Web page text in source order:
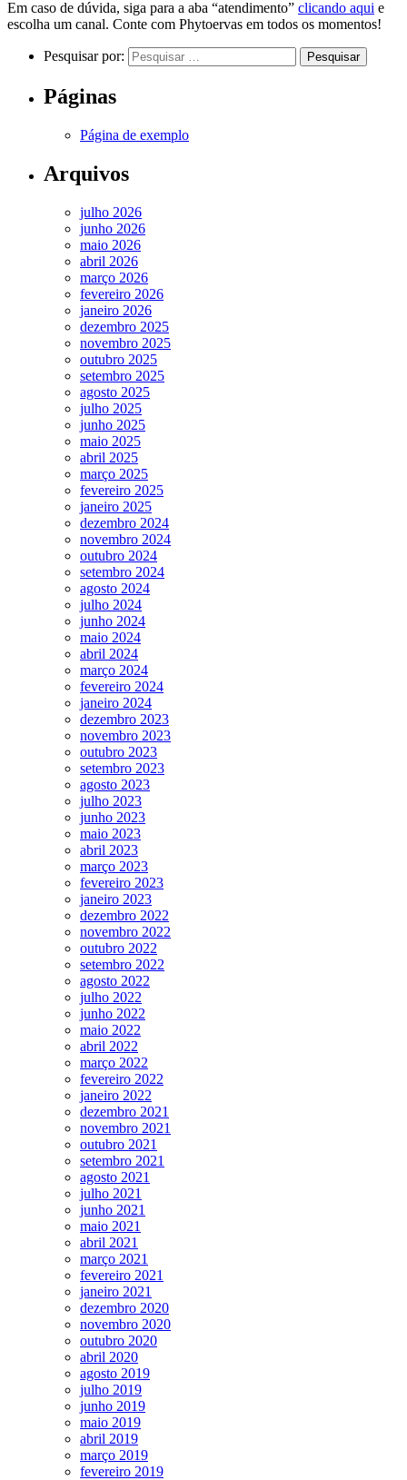
Em caso de dúvida, siga para a aba “atendimento” clicando aqui e
escolha um canal. Conte com Phytoervas em todos os momentos!
Pesquisar por:
Páginas
Página de exemplo
Arquivos
julho 2026
junho 2026
maio 2026
abril 2026
março 2026
fevereiro 2026
janeiro 2026
dezembro 2025
novembro 2025
outubro 2025
setembro 2025
agosto 2025
julho 2025
junho 2025
maio 2025
abril 2025
março 2025
fevereiro 2025
janeiro 2025
dezembro 2024
novembro 2024
outubro 2024
setembro 2024
agosto 2024
julho 2024
junho 2024
maio 2024
abril 2024
março 2024
fevereiro 2024
janeiro 2024
dezembro 2023
novembro 2023
outubro 2023
setembro 2023
agosto 2023
julho 2023
junho 2023
maio 2023
abril 2023
março 2023
fevereiro 2023
janeiro 2023
dezembro 2022
novembro 2022
outubro 2022
setembro 2022
agosto 2022
julho 2022
junho 2022
maio 2022
abril 2022
março 2022
fevereiro 2022
janeiro 2022
dezembro 2021
novembro 2021
outubro 2021
setembro 2021
agosto 2021
julho 2021
junho 2021
maio 2021
abril 2021
março 2021
fevereiro 2021
janeiro 2021
dezembro 2020
novembro 2020
outubro 2020
abril 2020
agosto 2019
julho 2019
junho 2019
maio 2019
abril 2019
março 2019
fevereiro 2019